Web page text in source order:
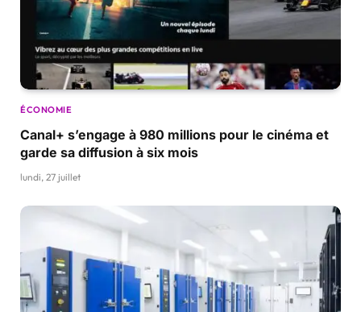
ÉCONOMIE
Canal+ s’engage à 980 millions pour le cinéma et
garde sa diffusion à six mois
lundi, 27 juillet